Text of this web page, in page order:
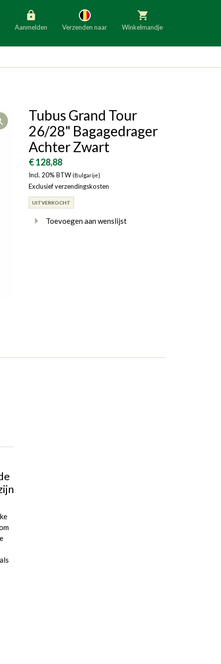
Aanmelden Verzenden naar
Slovenië Italië
Denemarken Finland
Bulgarije
Winkelmandje
Open
Tubus Grand Tour
26/28" Bagagedrager
Achter Zwart
€ 128,88
Incl. 20% BTW (Bulgarije}
Exclusief verzendingskosten
UITVERKOCHT
Toevoegen aan wenslijst